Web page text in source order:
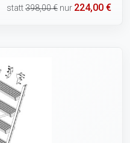
statt398,00 € nur 224,00 €